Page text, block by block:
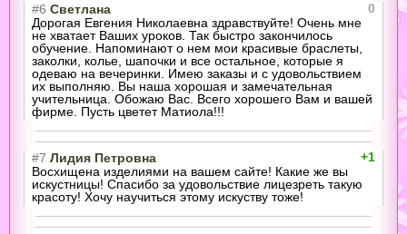
0
#6 Светлана
Дорогая Евгения Николаевна здравствуйте! Очень мне
не хватает Ваших уроков. Так быстро закончилось
обучение. Напоминают о нем мои красивые браслеты,
заколки, колье, шапочки и все остальное, которые я
одеваю на вечеринки. Имею заказы и с удовольствием
их выполняю. Вы наша хорошая и замечательная
учительница. Обожаю Вас. Всего хорошего Вам и вашей
фирме. Пусть цветет Матиола!!!
+1
#7 Лидия Петровна
Восхищена изделиями на вашем сайте! Какие же вы
искустницы! Спасибо за удовольствие лицезреть такую
красоту! Хочу научиться этому искуству тоже!